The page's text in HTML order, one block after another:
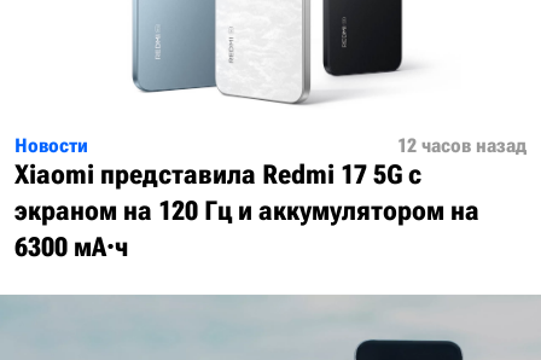
Новости 12 часов назад
Xiaomi представила Redmi 17 5G с
экраном на 120 Гц и аккумулятором на
6300 мА·ч